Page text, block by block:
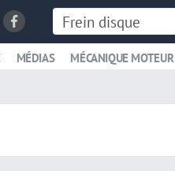
MÉDIAS MÉCANIQUE MOTEUR